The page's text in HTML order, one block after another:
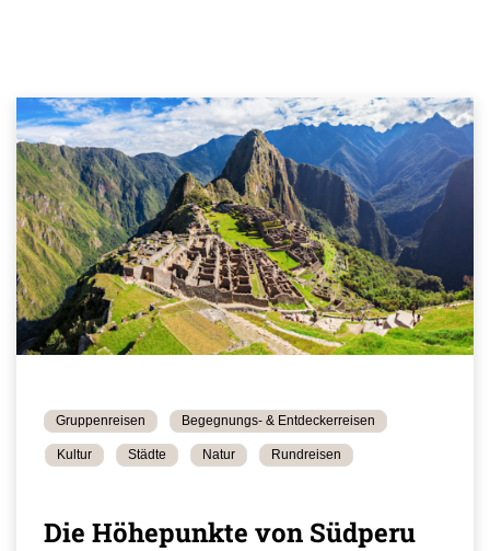
Gruppenreisen Begegnungs- & Entdeckerreisen
Kultur Städte Natur Rundreisen
Die Höhepunkte von Südperu